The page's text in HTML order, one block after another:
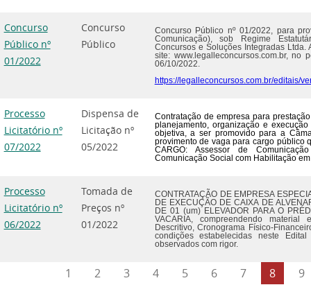
Concurso
Público nº
01/2022
Concurso
Público
Concurso Público nº 01/2022, para
Comunicação), sob Regime
Concursos e Soluções Integradas
site: www.legalleconcursos.com.br,
06/10/2022.
https://legalleconcursos.com.br/editais/
Processo
Licitatório nº
07/2022
Dispensa de
Licitação nº
05/2022
Contratação de empresa para
planejamento, organização e
objetiva, a ser promovido para a
provimento de vaga para cargo público
CARGO: Assessor de Comunicação
Comunicação Social com Habilitação
Processo
Licitatório nº
06/2022
Tomada de
Preços nº
01/2022
CONTRATAÇÃO DE EMPRESA
DE EXECUÇÃO DE CAIXA DE
DE 01 (um) ELEVADOR PARA O
VACARIA, compreendendo
Descritivo, Cronograma Físico-
condições estabelecidas neste
observados com rigor.
1 2 3 4 5 6 7 8 9